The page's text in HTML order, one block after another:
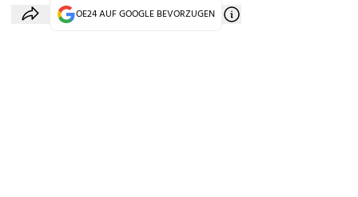
OE24 AUF GOOGLE BEVORZUGEN